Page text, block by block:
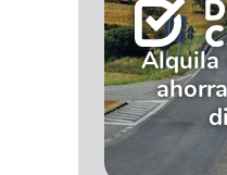
Alquila